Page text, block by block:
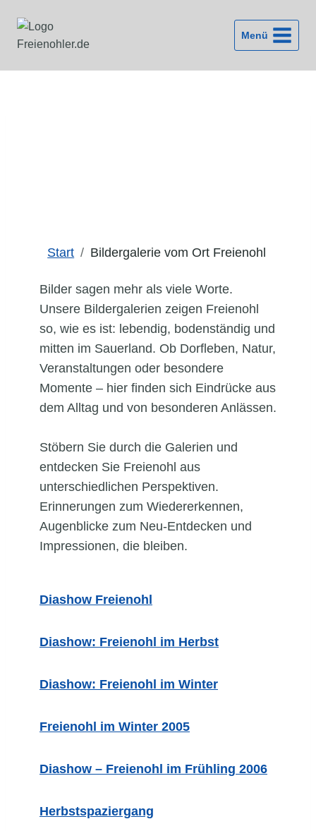
Inhalt
springen
Menü
Start Bildergalerie vom Ort Freienohl
Bilder sagen mehr als viele Worte.
Unsere Bildergalerien zeigen Freienohl
so, wie es ist: lebendig, bodenständig und
mitten im Sauerland. Ob Dorfleben, Natur,
Veranstaltungen oder besondere
Momente – hier finden sich Eindrücke aus
dem Alltag und von besonderen Anlässen.
Stöbern Sie durch die Galerien und
entdecken Sie Freienohl aus
unterschiedlichen Perspektiven.
Erinnerungen zum Wiedererkennen,
Augenblicke zum Neu-Entdecken und
Impressionen, die bleiben.
Diashow Freienohl
Diashow: Freienohl im Herbst
Diashow: Freienohl im Winter
Freienohl im Winter 2005
Diashow – Freienohl im Frühling 2006
Herbstspaziergang